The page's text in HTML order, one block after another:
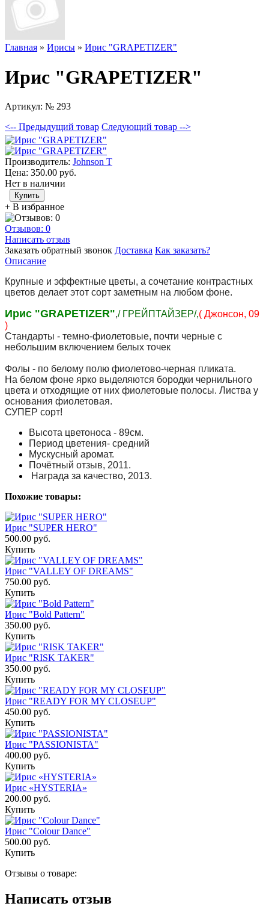
Главная » Ирисы » Ирис "GRAPETIZER"
Ирис "GRAPETIZER"
Артикул: № 293
<-- Предыдущий товар Следующий товар -->
Производитель: Johnson T
Цена: 350.00 руб.
Нет в наличии
+ В избранное
Отзывов: 0
Написать отзыв
Заказать обратный звонок Доставка Как заказать?
Описание
Крупные и эффектные цветы, а сочетание контрастных
цветов делает этот сорт заметным на любом фоне.
Ирис "GRAPETIZER",/ ГРЕЙПТАЙЗЕР/,( Джонсон, 09
)
Стандарты - темно-фиолетовые, почти черные с
небольшим включением белых точек
Фолы - по белому полю фиолетово-черная пликата.
На белом фоне ярко выделяются бородки чернильного
цвета и отходящие от них фиолетовые полосы. Листва у
основания фиолетовая.
СУПЕР сорт!
Высота цветоноса - 89см.
Период цветения- средний
Мускусный аромат.
Почётный отзыв, 2011.
Награда за качество, 2013.
Похожие товары:
Ирис "SUPER HERO"
500.00 руб.
Купить
Ирис "VALLEY OF DREAMS"
750.00 руб.
Купить
Ирис "Bold Pattern"
350.00 руб.
Купить
Ирис "RISK TAKER"
350.00 руб.
Купить
Ирис "READY FOR MY CLOSEUP"
450.00 руб.
Купить
Ирис "PASSIONISTA"
400.00 руб.
Купить
Ирис «HYSTERIA»
200.00 руб.
Купить
Ирис "Colour Dance"
500.00 руб.
Купить
Отзывы о товаре:
Написать отзыв